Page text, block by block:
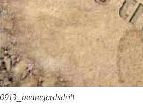
0913_bedregardsdrift